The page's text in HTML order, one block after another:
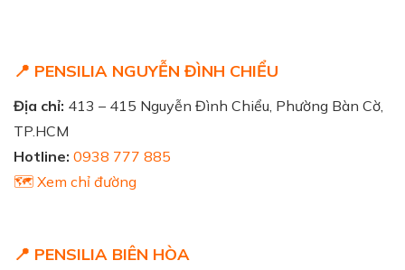
📍 PENSILIA NGUYỄN ĐÌNH CHIỂU
Địa chỉ: 413 – 415 Nguyễn Đình Chiểu, Phường Bàn Cờ,
TP.HCM
Hotline: 0938 777 885
🗺️ Xem chỉ đường
📍 PENSILIA BIÊN HÒA